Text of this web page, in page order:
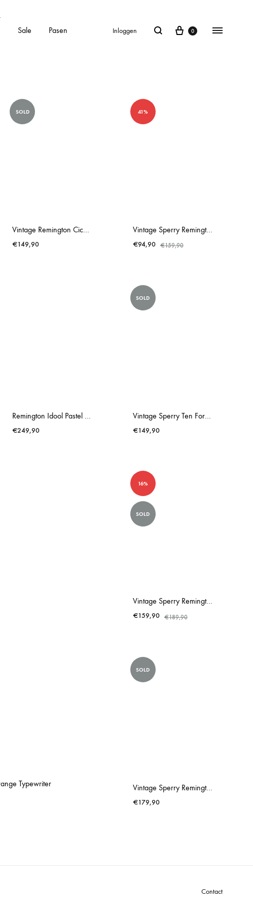
Sale Pasen Inloggen 0
SOLD
€149,90
41%
Vintage Sperry Remington Rand Envoy III Dark Blue Typewriter
€94,90 €159,90
Remington Idool Pastel Baby Blue Typewriter
€249,90
SOLD
Vintage Sperry Ten Forty Remington Pastel Yellow Typewriter
€149,90
Typewriter
16%
SOLD
Vintage Sperry Remington Rand Streamliner Mint Typewriter
€159,90 €189,90
SOLD
Vintage Sperry Remington Shocking Blue Typewriter
€179,90
Contact